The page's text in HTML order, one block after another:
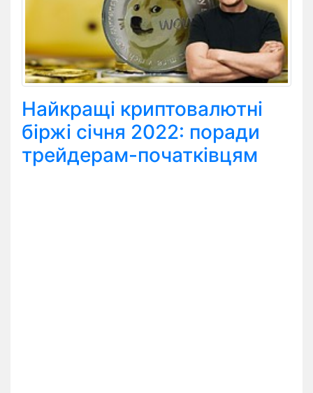
Найкращі криптовалютні
біржі січня 2022: поради
трейдерам-початківцям